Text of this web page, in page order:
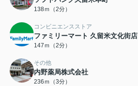
138ｍ（2分）
コンビニエンスストア
ファミリーマート 久留米文化街店
147ｍ（2分）
その他
内野薬局株式会社
236ｍ（3分）